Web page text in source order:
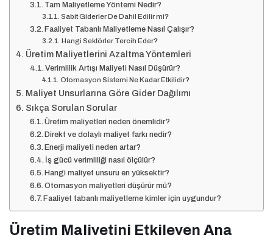
Tam Maliyetleme Yöntemi Nedir?
Sabit Giderler De Dahil Edilir mi?
Faaliyet Tabanlı Maliyetleme Nasıl Çalışır?
Hangi Sektörler Tercih Eder?
Üretim Maliyetlerini Azaltma Yöntemleri
Verimlilik Artışı Maliyeti Nasıl Düşürür?
Otomasyon Sistemi Ne Kadar Etkilidir?
Maliyet Unsurlarına Göre Gider Dağılımı
Sıkça Sorulan Sorular
Üretim maliyetleri neden önemlidir?
Direkt ve dolaylı maliyet farkı nedir?
Enerji maliyeti neden artar?
İş gücü verimliliği nasıl ölçülür?
Hangi maliyet unsuru en yüksektir?
Otomasyon maliyetleri düşürür mü?
Faaliyet tabanlı maliyetleme kimler için uygundur?
Üretim Maliyetini Etkileyen Ana